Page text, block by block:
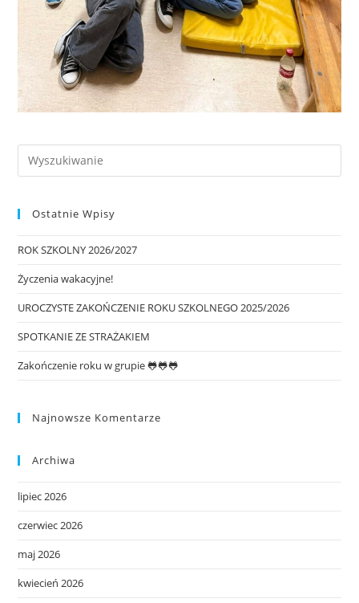
Ostatnie Wpisy
ROK SZKOLNY 2026/2027
Życzenia wakacyjne!
UROCZYSTE ZAKOŃCZENIE ROKU SZKOLNEGO 2025/2026
SPOTKANIE ZE STRAŻAKIEM
Zakończenie roku w grupie 🐸🐸🐸
Najnowsze Komentarze
Archiwa
lipiec 2026
czerwiec 2026
maj 2026
kwiecień 2026